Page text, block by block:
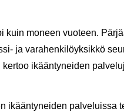
kuin mo­neen vuo­teen.
ja va­ra­hen­ki­löyk­sik­kö
ker­too ikään­ty­nei­den
ikään­ty­nei­den pal­ve­luis­sa